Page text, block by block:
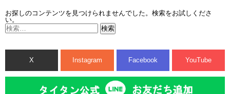
お探しのコンテンツを見つけられませんでした。検索をお試しくださ
い。
検
索:
X Instagram Facebook YouTube